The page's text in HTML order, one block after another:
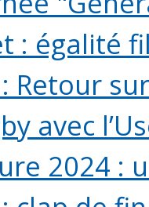
: égalité
Retour
avec
2024 :